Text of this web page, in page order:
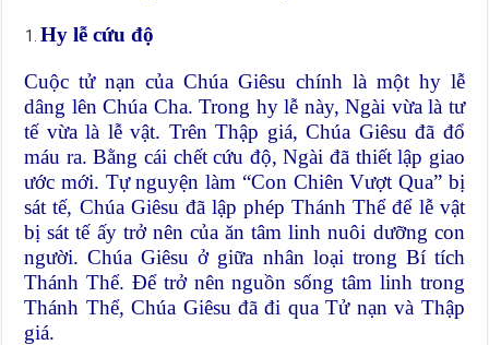
Hy lễ cứu độ
Cuộc tử nạn của Chúa Giêsu chính là một hy lễ
dâng lên Chúa Cha. Trong hy lễ này, Ngài vừa là tư
tế vừa là lễ vật. Trên Thập giá, Chúa Giêsu đã đổ
máu ra. Bằng cái chết cứu độ, Ngài đã thiết lập giao
ước mới. Tự nguyện làm “Con Chiên Vượt Qua” bị
sát tế, Chúa Giêsu đã lập phép Thánh Thể để lễ vật
bị sát tế ấy trở nên của ăn tâm linh nuôi dưỡng con
người. Chúa Giêsu ở giữa nhân loại trong Bí tích
Thánh Thể. Để trở nên nguồn sống tâm linh trong
Thánh Thể, Chúa Giêsu đã đi qua Tử nạn và Thập
giá.